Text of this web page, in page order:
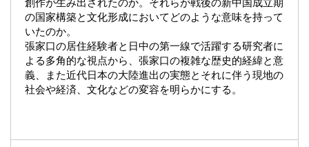
の国家構築と文化形成においてどのような意味を持って
いたのか。
張家口の居住経験者と日中の第一線で活躍する研究者に
よる多角的な視点から、張家口の複雑な歴史的経緯と意
義、また近代日本の大陸進出の実態とそれに伴う現地の
社会や経済、文化などの変容を明らかにする。